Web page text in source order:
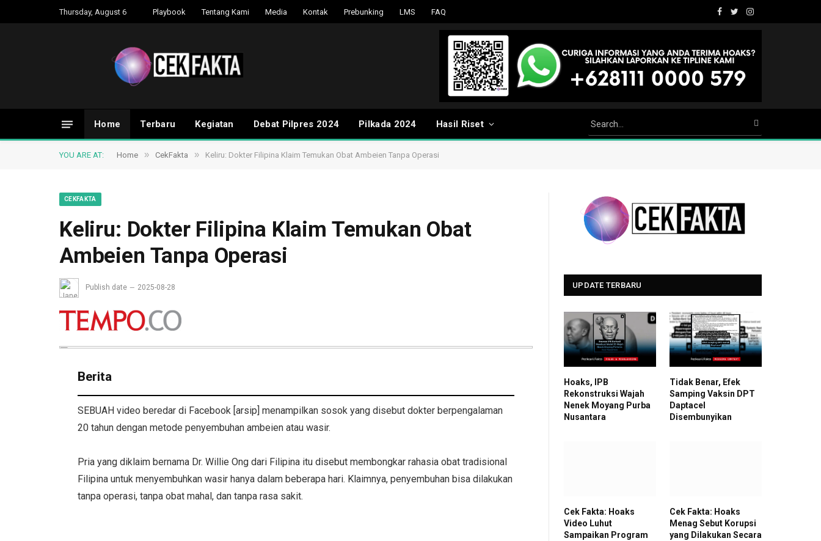
Thursday, August 6 Playbook Tentang Kami Media Kontak Prebunking LMS FAQ
Facebook
TwitterInstagram
Home Terbaru Kegiatan Debat Pilpres 2024 Pilkada 2024 Hasil Riset
YOU ARE AT: Home » CekFakta » Keliru: Dokter Filipina Klaim Temukan Obat Ambeien Tanpa Operasi
CEKFAKTA
Keliru: Dokter Filipina Klaim Temukan Obat
Ambeien Tanpa Operasi
Publish date 2025-08-28
Berita
SEBUAH video beredar di Facebook [arsip] menampilkan sosok yang disebut dokter berpengalaman
20 tahun dengan metode penyembuhan ambeien atau wasir.
Pria yang diklaim bernama Dr. Willie Ong dari Filipina itu disebut membongkar rahasia obat tradisional
Filipina untuk menyembuhkan wasir hanya dalam beberapa hari. Klaimnya, penyembuhan bisa dilakukan
tanpa operasi, tanpa obat mahal, dan tanpa rasa sakit.
UPDATE TERBARU
Hoaks, IPB
Rekonstruksi Wajah
Nenek Moyang Purba
Nusantara
Tidak Benar, Efek
Samping Vaksin DPT
Daptacel
Disembunyikan
Cek Fakta: Hoaks
Video Luhut
Sampaikan Program
Cek Fakta: Hoaks
Menag Sebut Korupsi
yang Dilakukan Secara